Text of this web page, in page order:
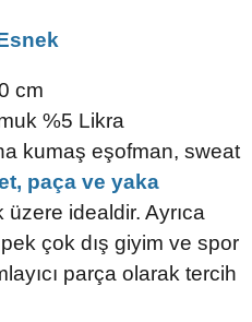
cm
%5 Likra
kumaş eşofman, sweat
paça ve yaka
üzere idealdir. Ayrıca
çok dış giyim ve spor
parça olarak tercih